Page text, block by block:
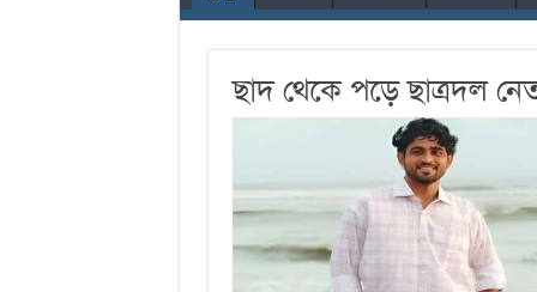
ছাদ থেকে পড়ে ছাত্রদল